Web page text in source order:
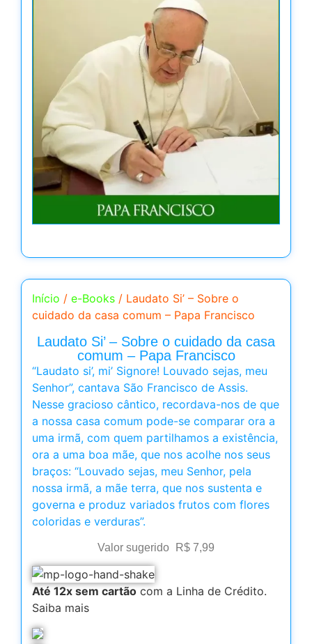
Início / e-Books / Laudato Si’ – Sobre o
cuidado da casa comum – Papa Francisco
Laudato Si’ – Sobre o cuidado da casa
comum – Papa Francisco
“Laudato si’, mi’ Signore! Louvado sejas, meu
Senhor”, cantava São Francisco de Assis.
Nesse gracioso cântico, recordava-nos de que
a nossa casa comum pode-se comparar ora a
uma irmã, com quem partilhamos a existência,
ora a uma boa mãe, que nos acolhe nos seus
braços: “Louvado sejas, meu Senhor, pela
nossa irmã, a mãe terra, que nos sustenta e
governa e produz variados frutos com flores
coloridas e verduras”.
Valor sugerido R$ 7,99
Até 12x sem cartão com a Linha de Crédito.
Saiba mais